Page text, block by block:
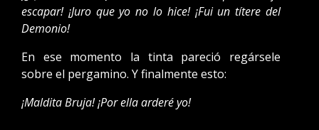
escapar! ¡Juro que yo no lo hice! ¡Fui un títere del
Demonio!
En ese momento la tinta pareció regársele
sobre el pergamino. Y finalmente esto:
¡Maldita Bruja! ¡Por ella arderé yo!